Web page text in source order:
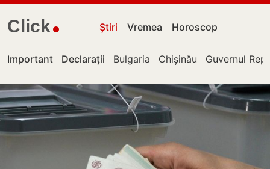
Click Știri Vremea Horoscop
Important Declarații Bulgaria Chișinău Guvernul